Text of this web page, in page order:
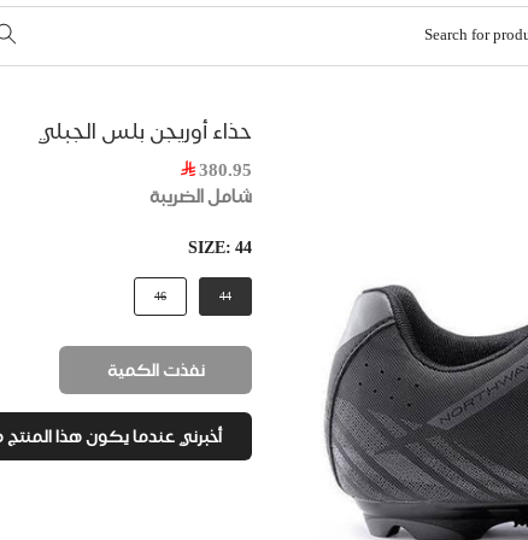
حذاء أوريجن بلس الجبلي
380.95
شامل الضريبة
SIZE: 44
44
46
نفذت الكمية
أخبرني عندما يكون هذا المنتج